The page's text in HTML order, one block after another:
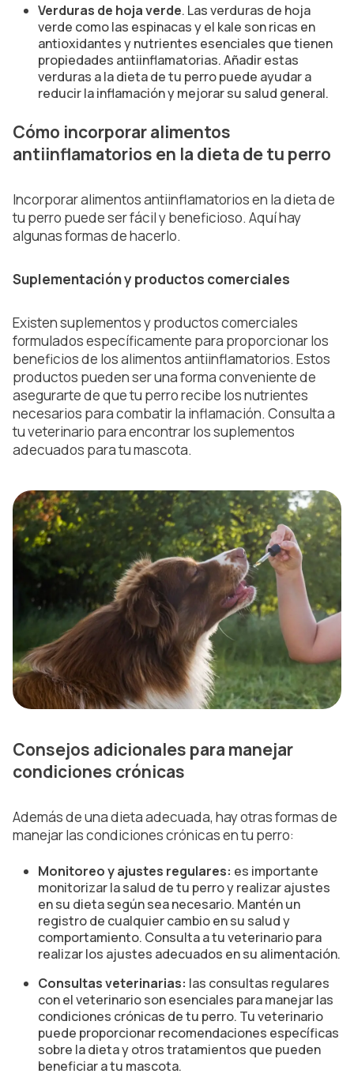
Verduras de hoja verde. Las verduras de hoja
verde como las espinacas y el kale son ricas en
antioxidantes y nutrientes esenciales que tienen
propiedades antiinflamatorias. Añadir estas
verduras a la dieta de tu perro puede ayudar a
reducir la inflamación y mejorar su salud general.
Cómo incorporar alimentos
antiinflamatorios en la dieta de tu perro
Incorporar alimentos antiinflamatorios en la dieta de
tu perro puede ser fácil y beneficioso. Aquí hay
algunas formas de hacerlo.
Suplementación y productos comerciales
Existen suplementos y productos comerciales
formulados específicamente para proporcionar los
beneficios de los alimentos antiinflamatorios. Estos
productos pueden ser una forma conveniente de
asegurarte de que tu perro recibe los nutrientes
necesarios para combatir la inflamación. Consulta a
tu veterinario para encontrar los suplementos
adecuados para tu mascota.
Consejos adicionales para manejar
condiciones crónicas
Además de una dieta adecuada, hay otras formas de
manejar las condiciones crónicas en tu perro:
Monitoreo y ajustes regulares: es importante
monitorizar la salud de tu perro y realizar ajustes
en su dieta según sea necesario. Mantén un
registro de cualquier cambio en su salud y
comportamiento. Consulta a tu veterinario para
realizar los ajustes adecuados en su alimentación.
Consultas veterinarias: las consultas regulares
con el veterinario son esenciales para manejar las
condiciones crónicas de tu perro. Tu veterinario
puede proporcionar recomendaciones específicas
sobre la dieta y otros tratamientos que pueden
beneficiar a tu mascota.